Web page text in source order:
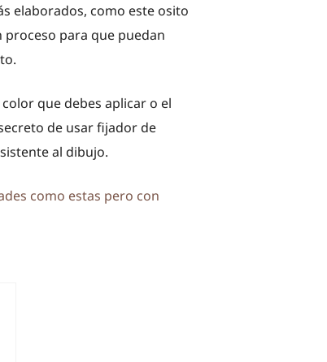
elaborados, como este osito
proceso para que puedan
que debes aplicar o el
de usar fijador de
al dibujo.
como estas pero con